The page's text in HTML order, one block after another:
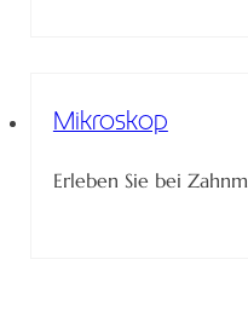
Mikroskop
Erleben Sie bei